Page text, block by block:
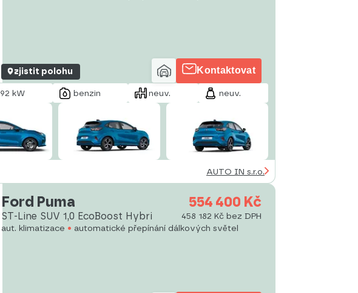
zjistit polohu Kontaktovat
92 kW benzin neuv. neuv.
AUTO IN s.r.o.
Ford Puma
ST-Line SUV 1,0 EcoBoost Hybri
554 400 Kč
458 182 Kč bez DPH
aut. klimatizace
automatické přepínání dálkových světel